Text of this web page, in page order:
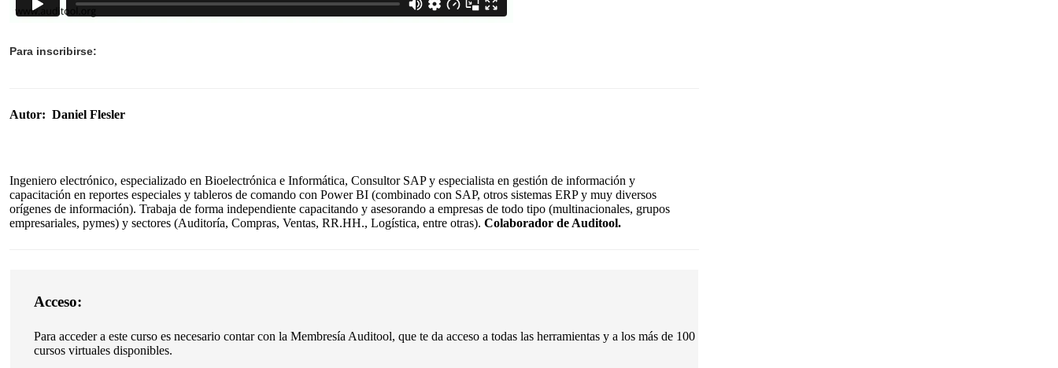
Para inscribirse:
Autor: Daniel Flesler
Ingeniero electrónico, especializado en Bioelectrónica e Informática, Consultor SAP y especialista en gestión de información y
capacitación en reportes especiales y tableros de comando con Power BI (combinado con SAP, otros sistemas ERP y muy diversos
orígenes de información). Trabaja de forma independiente capacitando y asesorando a empresas de todo tipo (multinacionales, grupos
empresariales, pymes) y sectores (Auditoría, Compras, Ventas, RR.HH., Logística, entre otras). Colaborador de Auditool.
Acceso:
Para acceder a este curso es necesario contar con la Membresía Auditool, que te da acceso a todas las herramientas y a los más de 100
cursos virtuales disponibles.